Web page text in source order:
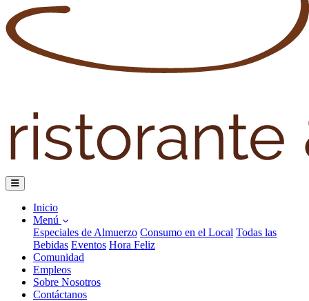
Inicio
Menú
Especiales de Almuerzo Consumo en el Local Todas las
Bebidas Eventos Hora Feliz
Comunidad
Empleos
Sobre Nosotros
Contáctanos